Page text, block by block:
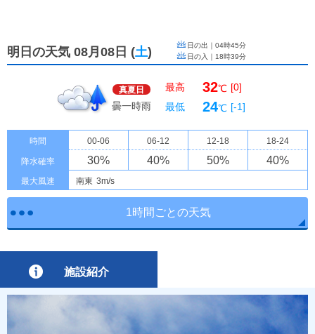
明日の天気 08月08日 (土) 日の出｜ 04時45分
日の入｜ 18時39分
真夏日
曇一時雨
最高 32℃ [0]
最低
24℃ [-1]
時間 00-06 06-12 12-18 18-24
降水確率 30% 40% 50% 40%
最大風速 南東 3m/s
1時間ごとの天気
施設紹介